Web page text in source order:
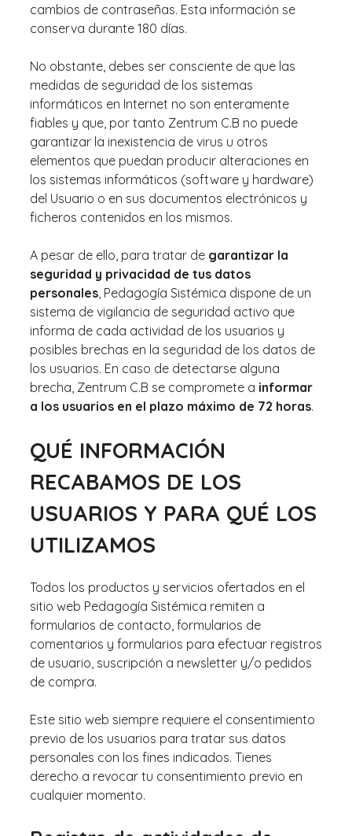
cambios de contraseñas. Esta información se
conserva durante 180 días.
No obstante, debes ser consciente de que las
medidas de seguridad de los sistemas
informáticos en Internet no son enteramente
fiables y que, por tanto Zentrum C.B no puede
garantizar la inexistencia de virus u otros
elementos que puedan producir alteraciones en
los sistemas informáticos (software y hardware)
del Usuario o en sus documentos electrónicos y
ficheros contenidos en los mismos.
A pesar de ello, para tratar de garantizar la
seguridad y privacidad de tus datos
personales , Pedagogía Sistémica dispone de un
sistema de vigilancia de seguridad activo que
informa de cada actividad de los usuarios y
posibles brechas en la seguridad de los datos de
los usuarios. En caso de detectarse alguna
brecha, Zentrum C.B se compromete a informar
a los usuarios en el plazo máximo de 72 horas.
QUÉ INFORMACIÓN
RECABAMOS DE LOS
USUARIOS Y PARA QUÉ LOS
UTILIZAMOS
Todos los productos y servicios ofertados en el
sitio web Pedagogía Sistémica remiten a
formularios de contacto, formularios de
comentarios y formularios para efectuar registros
de usuario, suscripción a newsletter y/o pedidos
de compra.
Este sitio web siempre requiere el consentimiento
previo de los usuarios para tratar sus datos
personales con los fines indicados. Tienes
derecho a revocar tu consentimiento previo en
cualquier momento.